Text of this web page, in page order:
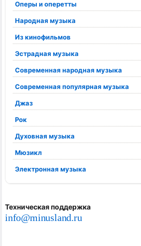
Оперы и оперетты
Народная музыка
Из кинофильмов
Эстрадная музыка
Современная народная музыка
Современная популярная музыка
Джаз
Рок
Духовная музыка
Мюзикл
Электронная музыка
Техническая поддержка
info@minusland.ru